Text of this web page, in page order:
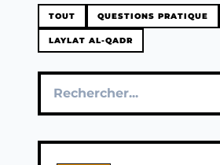
TOUT QUESTIONS PRATIQUE
LAYLAT AL-QADR